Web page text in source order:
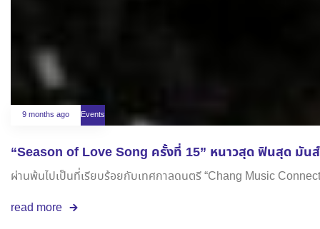
9 months ago Events
“Season of Love Song ครั้งที่ 15” หนาวสุด ฟินสุด มัน
ผ่านพ้นไปเป็นที่เรียบร้อยกับเทศกาลดนตรี “Chang Music
read more